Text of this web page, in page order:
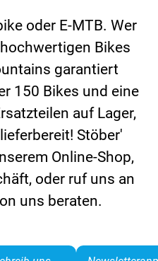
oder E-MTB. Wer
Bikes
garantiert
150 Bikes und eine
auf ­Lager,
Stöber'
Online-Shop,
oder ruf uns an
uns beraten.